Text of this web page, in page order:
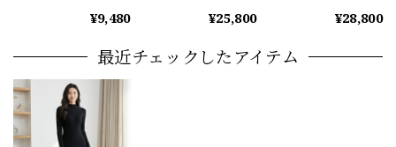
¥9,480 ¥25,800 ¥28,800
最近チェックしたアイテム